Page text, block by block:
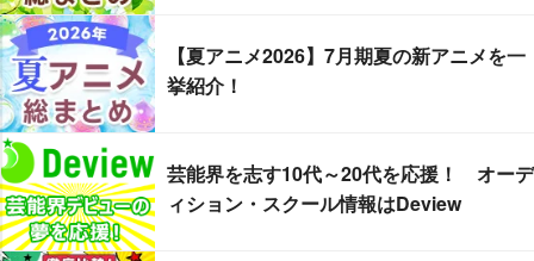
【夏アニメ2026】7月期夏の新アニメを一
挙紹介！
芸能界を志す10代～20代を応援！ オーデ
ィション・スクール情報はDeview